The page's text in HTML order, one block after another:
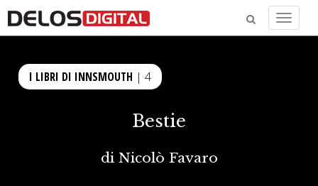
Menu
I LIBRI DI INNSMOUTH | 4
Bestie
di Nicolò Favaro